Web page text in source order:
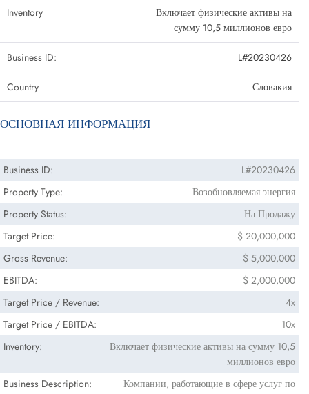
Inventory
Включает физические активы на
сумму 10,5 миллионов евро
Business ID: L#20230426
Country Словакия
ОСНОВНАЯ ИНФОРМАЦИЯ
Business ID:
L#20230426
Property Type:
Возобновляемая энергия
Property Status:
На Продажу
Target Price:
$ 20,000,000
Gross Revenue:
$ 5,000,000
EBITDA:
$ 2,000,000
Target Price / Revenue:
4x
Target Price / EBITDA:
10x
Inventory:
Включает физические активы на сумму 10,5
миллионов евро
Business Description:
Компании, работающие в сфере услуг по